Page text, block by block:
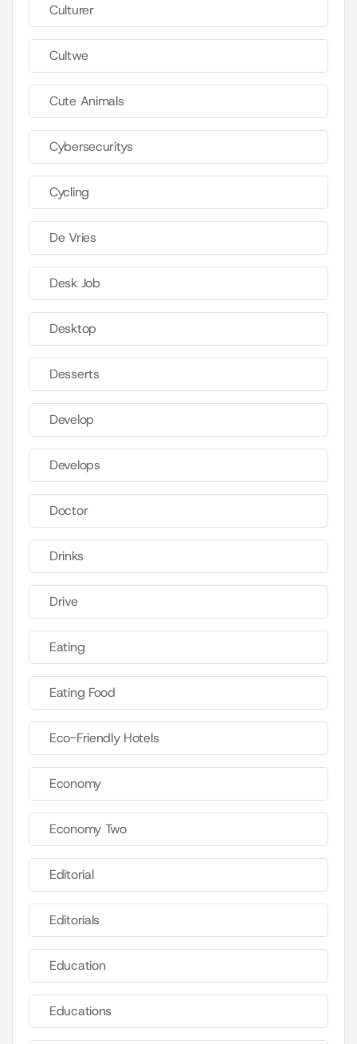
Culturer
Cultwe
Cute Animals
Cybersecuritys
Cycling
De Vries
Desk Job
Desktop
Desserts
Develop
Develops
Doctor
Drinks
Drive
Eating
Eating Food
Eco-Friendly Hotels
Economy
Economy Two
Editorial
Editorials
Education
Educations